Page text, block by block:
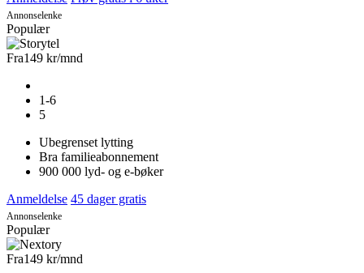
Annonselenke
Populær
Fra149 kr/mnd
1-6
5
Ubegrenset lytting
Bra familieabonnement
900 000 lyd- og e-bøker
Anmeldelse 45 dager gratis
Annonselenke
Populær
Fra149 kr/mnd